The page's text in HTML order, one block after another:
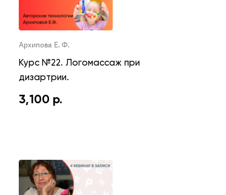
Архипова Е. Ф.
Курс №22. Логомассаж при
дизартрии.
3,100 р.